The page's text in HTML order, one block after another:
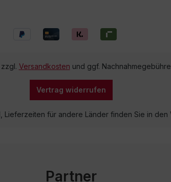
Versandkosten und ggf.
Vertrag widerrufen
für andere Länder finden Sie in
Partner